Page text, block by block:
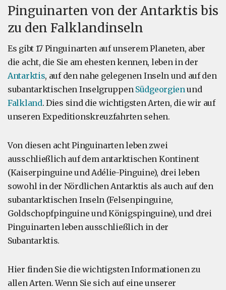
Pinguinarten von der Antarktis bis
zu den Falklandinseln
Es gibt 17 Pinguinarten auf unserem Planeten, aber
die acht, die Sie am ehesten kennen, leben in der
Antarktis, auf den nahe gelegenen Inseln und auf den
subantarktischen Inselgruppen Südgeorgienund
Falkland. Dies sind die wichtigsten Arten, die wir auf
unseren Expeditionskreuzfahrten sehen.
Von diesen acht Pinguinarten leben zwei
ausschließlich auf dem antarktischen Kontinent
(Kaiserpinguine und Adélie-Pinguine), drei leben
sowohl in der Nördlichen Antarktis als auch auf den
subantarktischen Inseln (Felsenpinguine,
Goldschopfpinguine und Königspinguine), und drei
Pinguinarten leben ausschließlich in der
Subantarktis.
Hier finden Sie die wichtigsten Informationen zu
allen Arten. Wenn Sie sich auf eine unserer